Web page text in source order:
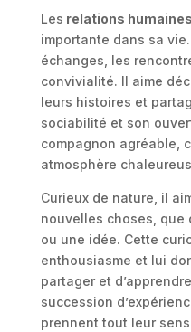
Les relations humaines
importante dans sa
échanges, les
convivialité. Il aime
leurs histoires et
sociabilité et son
compagnon agréable,
atmosphère
Curieux de nature, il
nouvelles choses, que
ou une idée. Cette
enthousiasme et lui
partager et
succession
prennent tout leur